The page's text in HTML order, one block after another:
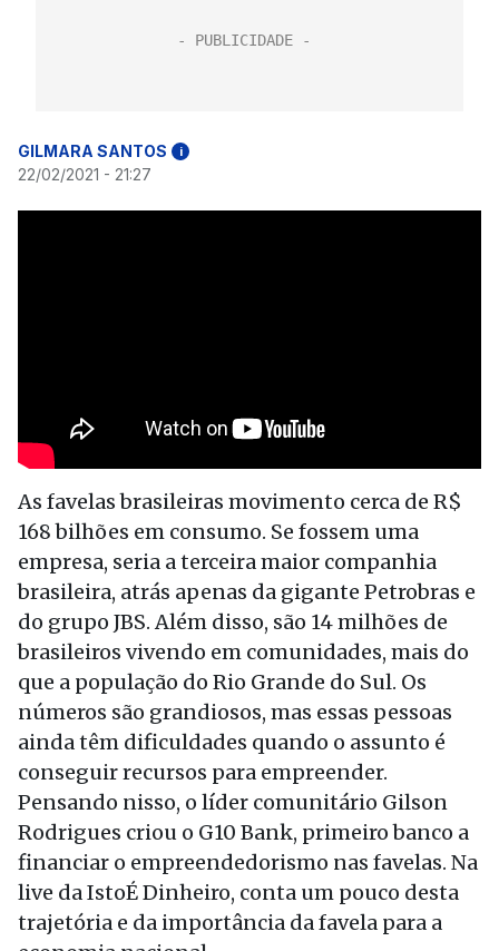
GILMARA SANTOS i
22/02/2021 - 21:27
As favelas brasileiras movimento cerca de R$
168 bilhões em consumo. Se fossem uma
empresa, seria a terceira maior companhia
brasileira, atrás apenas da gigante Petrobras e
do grupo JBS. Além disso, são 14 milhões de
brasileiros vivendo em comunidades, mais do
que a população do Rio Grande do Sul. Os
números são grandiosos, mas essas pessoas
ainda têm dificuldades quando o assunto é
conseguir recursos para empreender.
Pensando nisso, o líder comunitário Gilson
Rodrigues criou o G10 Bank, primeiro banco a
financiar o empreendedorismo nas favelas. Na
live da IstoÉ Dinheiro, conta um pouco desta
trajetória e da importância da favela para a